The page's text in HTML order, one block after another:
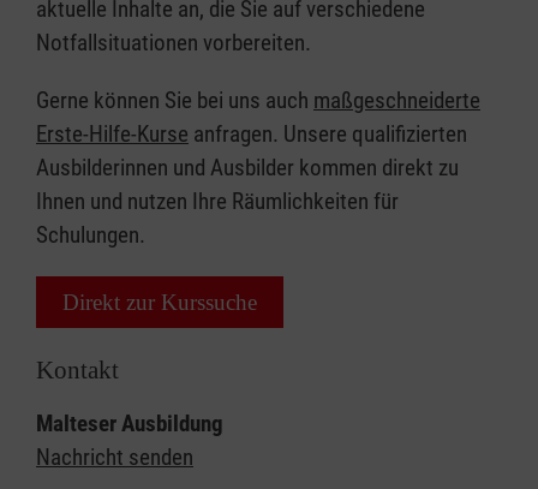
aktuelle Inhalte an, die Sie auf verschiedene
Notfallsituationen vorbereiten.
Gerne können Sie bei uns auch maßgeschneiderte
Erste-Hilfe-Kurse anfragen. Unsere qualifizierten
Ausbilderinnen und Ausbilder kommen direkt zu
Ihnen und nutzen Ihre Räumlichkeiten für
Schulungen.
Direkt zur Kurssuche
Kontakt
Malteser Ausbildung
Nachricht senden